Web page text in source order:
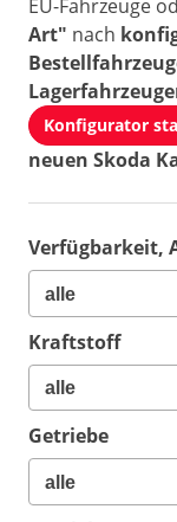
EU-Fahrzeuge
Art" nach
Konfigurator
neuen Skoda
Verfügbarkeit,
Kraftstoff
Getriebe